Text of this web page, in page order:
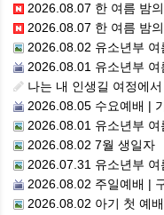
2026.08.07 한 여름 밤
2026.08.07 한 여름 밤의 말씀
2026.08.02 유소년부
2026.08.01 유소년부 여
나는 내 인생길 여정에서 하나님을 만났는
2026.08.05 수요예배 |
2026.08.01 유소년부
2026.08.02 7월 생일자
2026.07.31 유소년부
2026.08.02 주일예배 | 구원의
2026.08.02 아기 첫 예배 참석 | 홍